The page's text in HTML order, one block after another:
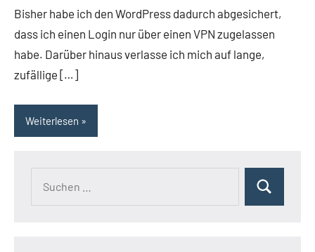
Bisher habe ich den WordPress dadurch abgesichert,
dass ich einen Login nur über einen VPN zugelassen
habe. Darüber hinaus verlasse ich mich auf lange,
zufällige […]
Weiterlesen
Suchen